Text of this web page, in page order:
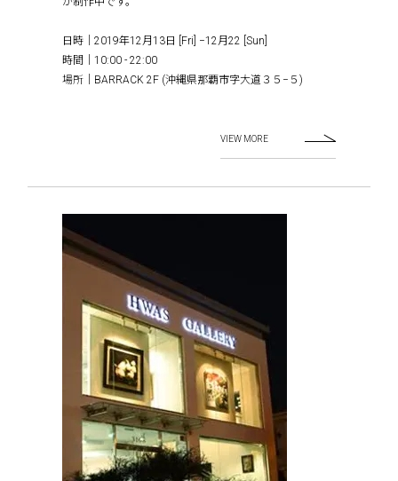
日時｜2019年12月13日 [Fri] −12月22 [Sun]
時間｜10:00 - 22:00
場所｜BARRACK 2F (沖縄県那覇市字大道３５−５)
VIEW MORE